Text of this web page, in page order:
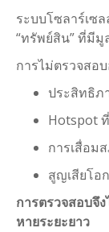
ระบบโซลาร์เซ
“ทรัพย์สิน” ที่มีมู
การไม่ตรวจสอ
ประสิทธิภ
Hotspot
การเสื่อม
สูญเสียโอ
การตรวจสอบจึ
หายระยะยาว